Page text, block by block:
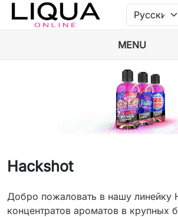
MENU
Hackshot
Добро пожаловать в нашу линейку
концентратов ароматов в крупных